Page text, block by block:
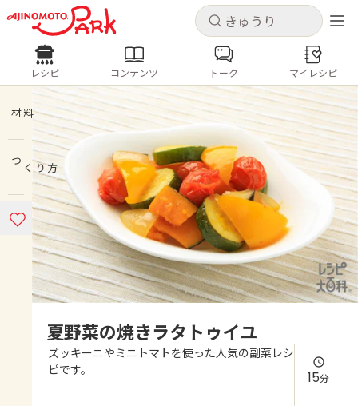
キャンセル
ログインするとレシピを保存できます
ログイン 新規登録
ホーム
コンテンツ
レシピ
よくあるお問い合わせ
キャンセル
レシピ コンテンツ
人気の食材・レシピ
きゅうり なす トマト
とうもろこし
ピーマン
みょうが ゴーヤ
レシピ コンテンツ トーク マイレシピ
材料
つくり方
夏野菜の焼きラタトゥイユ
ズッキーニやミニトマトを使った人気の副菜レシ
ピです。
15分